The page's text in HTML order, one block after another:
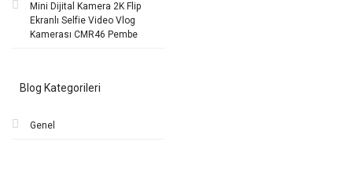
Mini Dijital Kamera 2K Flip
Ekranlı Selfie Video Vlog
Kamerası CMR46 Pembe
Blog Kategorileri
Genel